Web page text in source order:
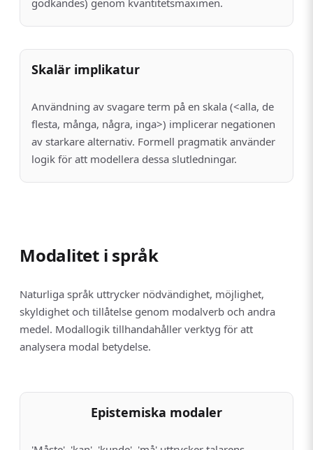
godkändes) genom kvantitetsmaximen.
Skalär implikatur
Användning av svagare term på en skala (<alla, de
flesta, många, några, inga>) implicerar negationen
av starkare alternativ. Formell pragmatik använder
logik för att modellera dessa slutledningar.
Modalitet i språk
Naturliga språk uttrycker nödvändighet, möjlighet,
skyldighet och tillåtelse genom modalverb och andra
medel. Modallogik tillhandahåller verktyg för att
analysera modal betydelse.
Epistemiska modaler